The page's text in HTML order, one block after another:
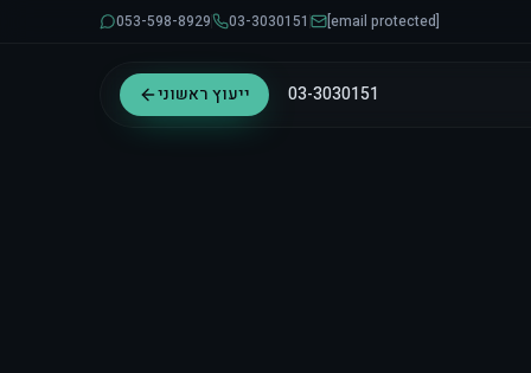
[email protected]
03-3030151
053-598-8929
03-3030151 ייעוץ ראשוני